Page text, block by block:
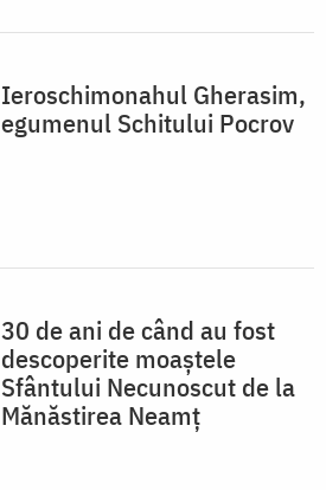
Ieroschimonahul Gherasim,
egumenul Schitului Pocrov
30 de ani de când au fost
descoperite moaştele
Sfântului Necunoscut de la
Mănăstirea Neamț